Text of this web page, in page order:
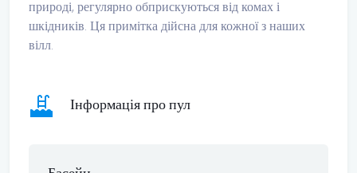
природі, регулярно обприскуються від комах і
шкідників. Ця примітка дійсна для кожної з наших
вілл.
Інформація про пул